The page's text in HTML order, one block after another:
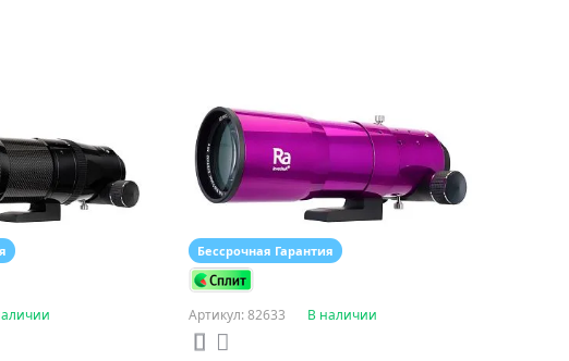
Бессрочная Гарантия
Артикул: 82633 В наличии